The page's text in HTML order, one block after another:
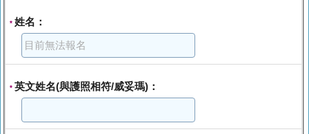
* 姓名：
* 英文姓名(與護照相符/威妥瑪)：